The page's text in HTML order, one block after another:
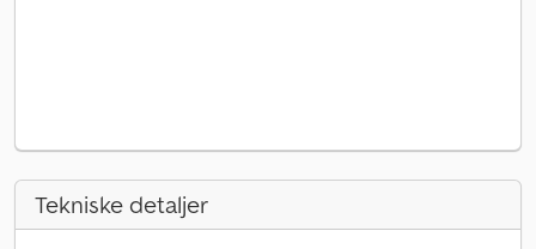
Tekniske detaljer